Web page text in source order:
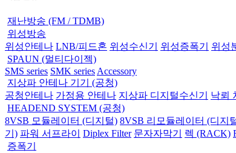
재난방송 (FM / TDMB)
위성방송
위성안테나 LNB/피드혼 위성수신기 위성증폭기 위성
SPAUN (멀티다이젝)
SMS series SMK series Accessory
지상파 안테나 기기 (공청)
공청안테나 가정용 안테나 지상파 디지털수신기 낙뢰
HEADEND SYSTEM (공청)
8VSB 모듈레이터 (디지털) 8VSB 리모듈레이터 (디지
기) 파워 서프라이 Diplex Filter 문자자막기 렉 (RACK)
증폭기